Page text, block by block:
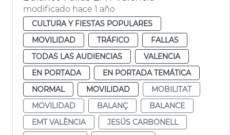
modificado hace 1 año
CULTURA Y FIESTAS POPULARES
MOVILIDAD
TRÁFICO
FALLAS
TODAS LAS AUDIENCIAS
VALENCIA
EN PORTADA
EN PORTADA TEMÁTICA
NORMAL
MOVILIDAD
MOBILITAT
MOVILIDAD
BALANÇ
BALANCE
EMT VALÈNCIA
JESÚS CARBONELL